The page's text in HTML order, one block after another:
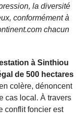
la diversité
conformément à
chacun
à Sinthiou
de 500 hectares
colère, dénoncent
cas local. À travers
conflit foncier est